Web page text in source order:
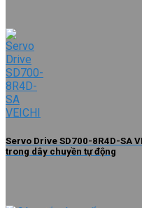
Servo Drive SD700-8R4D-SA
trong dây chuyền tự động